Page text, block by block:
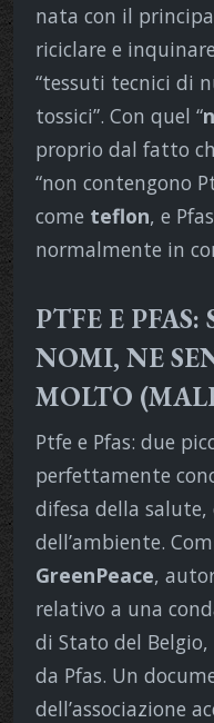
nata con il
riciclare e
“tessuti tecnici di
tossici”. Con quel “
proprio dal fatto
“non contengono
come teflon, e
normalmente in
PTFE E
NOMI, NE
MOLTO
Ptfe e Pfas: due
perfettamente
difesa della salute,
dell’ambiente.
GreenPeace,
relativo a una
di Stato del
da Pfas. Un
dell’associazione